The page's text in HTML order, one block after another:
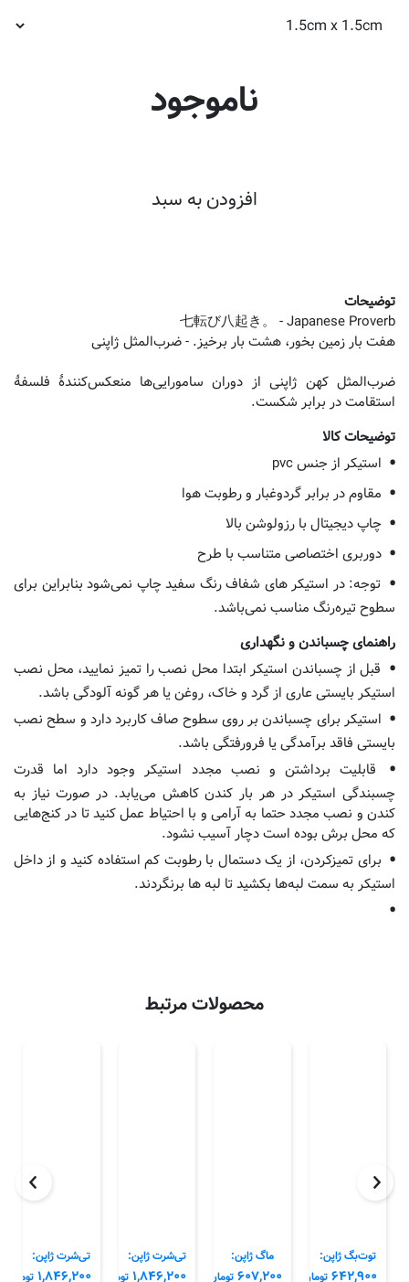
ناموجود
افزودن به سبد
توضیحات
ضرب‌المثل کهن ژاپنی از دوران سامورایی‌ها منعکس‌کنندۀ فلسفۀ
استقامت در برابر شکست.
توضیحات کالا
استیکر از جنس pvc
مقاوم در برابر گردوغبار و رطوبت هوا
چاپ دیجیتال با رزولوشن بالا
دوربری اختصاصی متناسب با طرح
توجه: در استیکر های شفاف رنگ سفید چاپ نمی‌شود بنابراین برای
سطوح تیره‌رنگ مناسب نمی‌باشد.
راهنمای چسباندن و نگهداری
قبل از چسباندن استیکر ابتدا محل نصب را تمیز نمایید، محل نصب
استیکر بایستی عاری از گرد و خاک، روغن یا هر گونه آلودگی باشد.
استیکر برای چسباندن بر روی سطوح صاف کاربرد دارد و سطح نصب
بایستی فاقد برآمدگی یا فرورفتگی باشد.
قابلیت برداشتن و نصب مجدد استیکر وجود دارد اما قدرت
چسبندگی استیکر در هر بار کندن کاهش می‌یابد. در صورت نیاز به
کندن و نصب مجدد حتما به آرامی و با احتیاط عمل کنید تا در کنج‌هایی
که محل برش بوده است دچار آسیب نشود.
برای تمیزکردن، از یک دستمال با رطوبت کم استفاده کنید و از داخل
استیکر به سمت لبه‌ها بکشید تا لبه ها برنگردند.
محصولات مرتبط
توت‌بگ ژاپن:
شکست و
۶۴۲,۹۰۰ تومان
ماگ ژاپن:
شکست و
۶۰۷,۲۰۰ تومان
تی‌شرت ژاپن:
شکست و
۱,۸۴۶,۲۰۰ تومان
تی‌شرت ژاپن:
شکست و
۱,۸۴۶,۲۰۰ تومان